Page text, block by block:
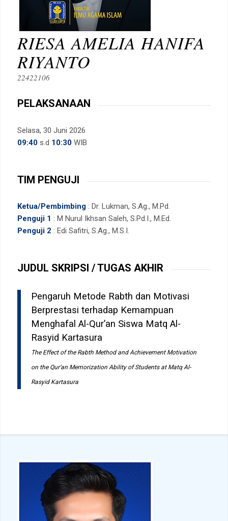
RIESA AMELIA HANIFA
RIYANTO
22422106
PELAKSANAAN
Selasa, 30 Juni 2026
09:40s.d 10:30WIB
TIM PENGUJI
Ketua/Pembimbing: Dr. Lukman, S.Ag., M.Pd.
Penguji 1 : M Nurul Ikhsan Saleh, S.Pd.I., M.Ed.
Penguji 2 : Edi Safitri, S.Ag., M.S.I.
JUDUL SKRIPSI / TUGAS AKHIR
Pengaruh Metode Rabth dan Motivasi
Berprestasi terhadap Kemampuan
Menghafal Al-Qur’an Siswa Matq Al-
Rasyid Kartasura
The Effect of the Rabth Method and Achievement Motivation
on the Qur’an Memorization Ability of Students at Matq Al-
Rasyid Kartasura